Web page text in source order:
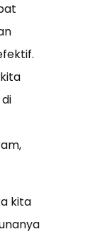
kita